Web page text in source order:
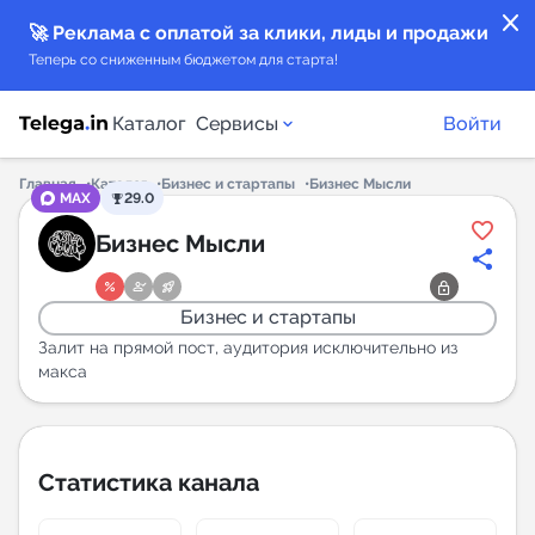
close
🚀 Реклама с оплатой за клики, лиды и продажи
Теперь со сниженным бюджетом для старта!
Каталог Сервисы
Каталог каналов
Каталог ботов
Горящие предложения
Индекс читаемости каналов в Telegram
Аналитика MAX каналов
Войти
Главная Каталог Бизнес и стартапы
Бизнес Мысли
MAX
29.0
Бизнес Мысли
Бизнес и стартапы
Залит на прямой пост, аудитория исключительно из
макса
Статистика канала